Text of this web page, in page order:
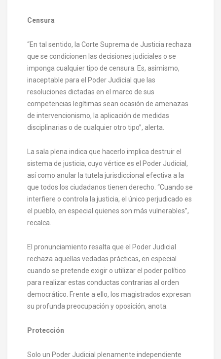
Censura
“En tal sentido, la Corte Suprema de Justicia rechaza
que se condicionen las decisiones judiciales o se
imponga cualquier tipo de censura. Es, asimismo,
inaceptable para el Poder Judicial que las
resoluciones dictadas en el marco de sus
competencias legítimas sean ocasión de amenazas
de intervencionismo, la aplicación de medidas
disciplinarias o de cualquier otro tipo”, alerta.
La sala plena indica que hacerlo implica destruir el
sistema de justicia, cuyo vértice es el Poder Judicial,
así como anular la tutela jurisdiccional efectiva a la
que todos los ciudadanos tienen derecho. “Cuando se
interfiere o controla la justicia, el único perjudicado es
el pueblo, en especial quienes son más vulnerables”,
recalca.
El pronunciamiento resalta que el Poder Judicial
rechaza aquellas vedadas prácticas, en especial
cuando se pretende exigir o utilizar el poder político
para realizar estas conductas contrarias al orden
democrático. Frente a ello, los magistrados expresan
su profunda preocupación y oposición, anota.
Protección
Solo un Poder Judicial plenamente independiente